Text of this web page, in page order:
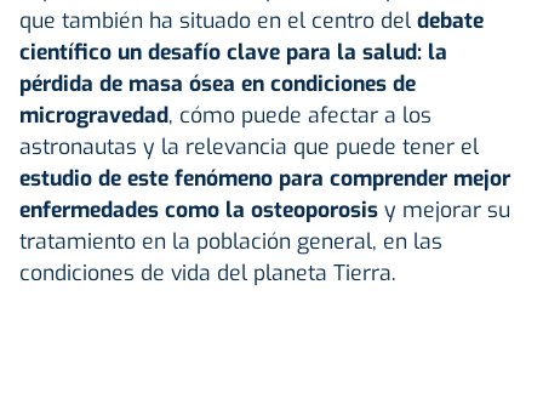
que también ha situado en el centro del debate
científico un desafío clave para la salud: la
pérdida de masa ósea en condiciones de
microgravedad, cómo puede afectar a los
astronautas y la relevancia que puede tener el
estudio de este fenómeno para comprender mejor
enfermedades como la osteoporosis y mejorar su
tratamiento en la población general, en las
condiciones de vida del planeta Tierra.